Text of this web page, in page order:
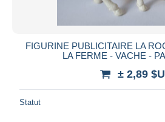
FIGURINE PUBLICITAIRE LA
LA FERME - VACHE -
± 2,89
Statut